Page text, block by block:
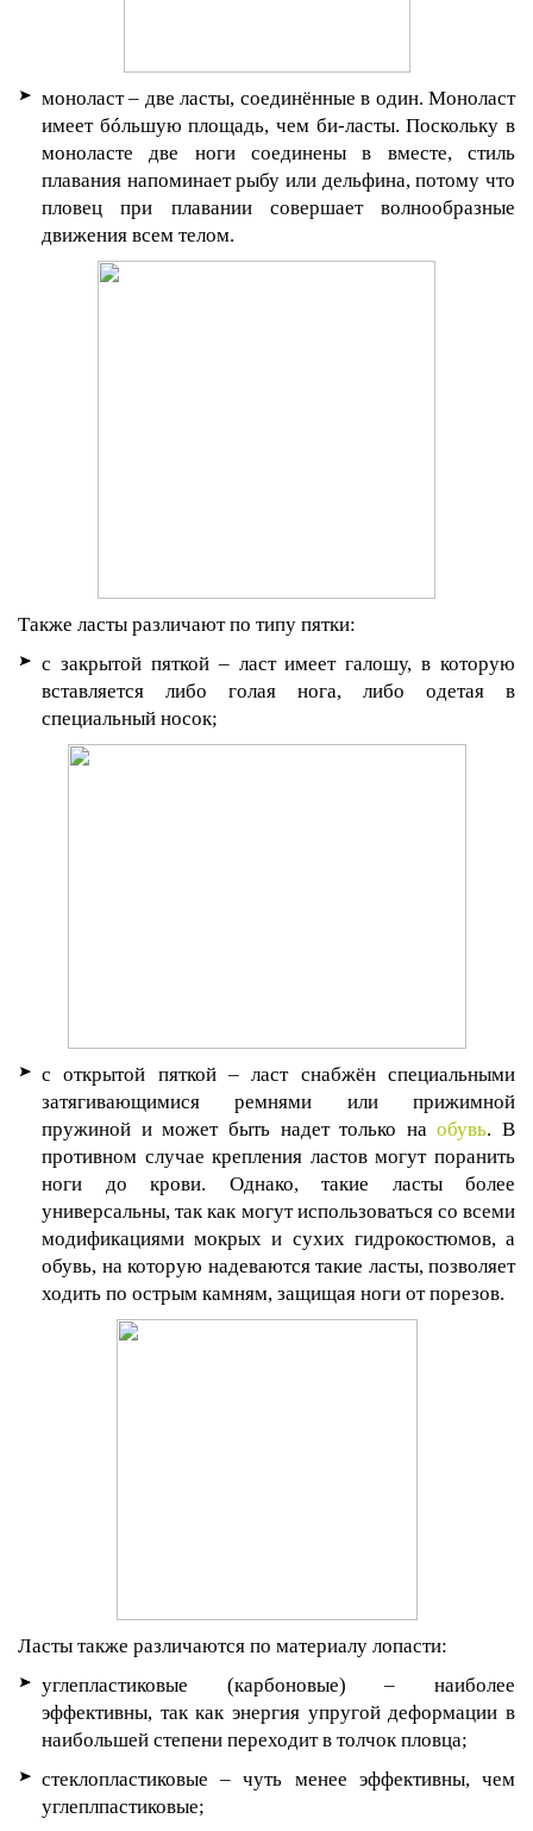
моноласт – две ласты, соединённые в один. Моноласт
имеет бóльшую площадь, чем би-ласты. Поскольку в
моноласте две ноги соединены в вместе, стиль
плавания напоминает рыбу или дельфина, потому что
пловец при плавании совершает волнообразные
движения всем телом.
Также ласты различают по типу пятки:
с закрытой пяткой – ласт имеет галошу, в которую
вставляется либо голая нога, либо одетая в
специальный носок;
с открытой пяткой – ласт снабжён специальными
затягивающимися ремнями или прижимной
пружиной и может быть надет только наобувь. В
противном случае крепления ластов могут поранить
ноги до крови. Однако, такие ласты более
универсальны, так как могут использоваться со всеми
модификациями мокрых и сухих гидрокостюмов, а
обувь, на которую надеваются такие ласты, позволяет
ходить по острым камням, защищая ноги от порезов.
Ласты также различаются по материалу лопасти:
углепластиковые (карбоновые) – наиболее
эффективны, так как энергия упругой деформации в
наибольшей степени переходит в толчок пловца;
стеклопластиковые – чуть менее эффективны, чем
углеплпастиковые;